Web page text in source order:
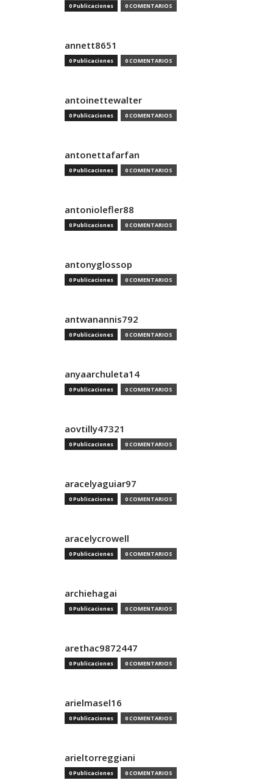
0 Publicaciones 0 COMENTARIOS
annett8651
0 Publicaciones 0 COMENTARIOS
antoinettewalter
0 Publicaciones 0 COMENTARIOS
antonettafarfan
0 Publicaciones 0 COMENTARIOS
antoniolefler88
0 Publicaciones 0 COMENTARIOS
antonyglossop
0 Publicaciones 0 COMENTARIOS
antwanannis792
0 Publicaciones 0 COMENTARIOS
anyaarchuleta14
0 Publicaciones 0 COMENTARIOS
aovtilly47321
0 Publicaciones 0 COMENTARIOS
aracelyaguiar97
0 Publicaciones 0 COMENTARIOS
aracelycrowell
0 Publicaciones 0 COMENTARIOS
archiehagai
0 Publicaciones 0 COMENTARIOS
arethac9872447
0 Publicaciones 0 COMENTARIOS
arielmasel16
0 Publicaciones 0 COMENTARIOS
arieltorreggiani
0 Publicaciones 0 COMENTARIOS